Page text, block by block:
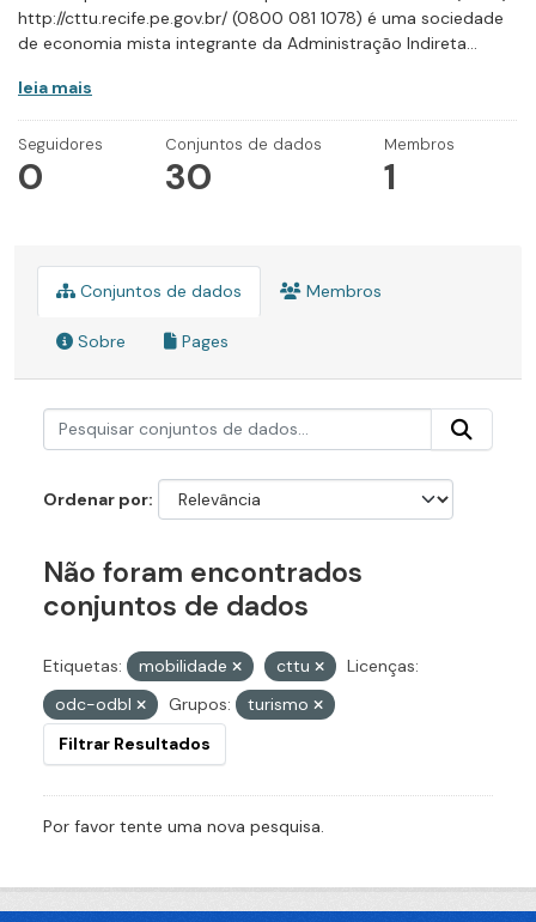
http://cttu.recife.pe.gov.br/ (0800 081 1078) é uma sociedade
de economia mista integrante da Administração Indireta...
leia mais
Seguidores
0
Conjuntos de dados
30
Membros
1
Conjuntos de dados Membros
Sobre Pages
Ordenar por
Não foram encontrados
conjuntos de dados
Etiquetas: mobilidade cttu
Licenças:
odc-odbl
Grupos:
turismo
Filtrar Resultados
Por favor tente uma nova pesquisa.